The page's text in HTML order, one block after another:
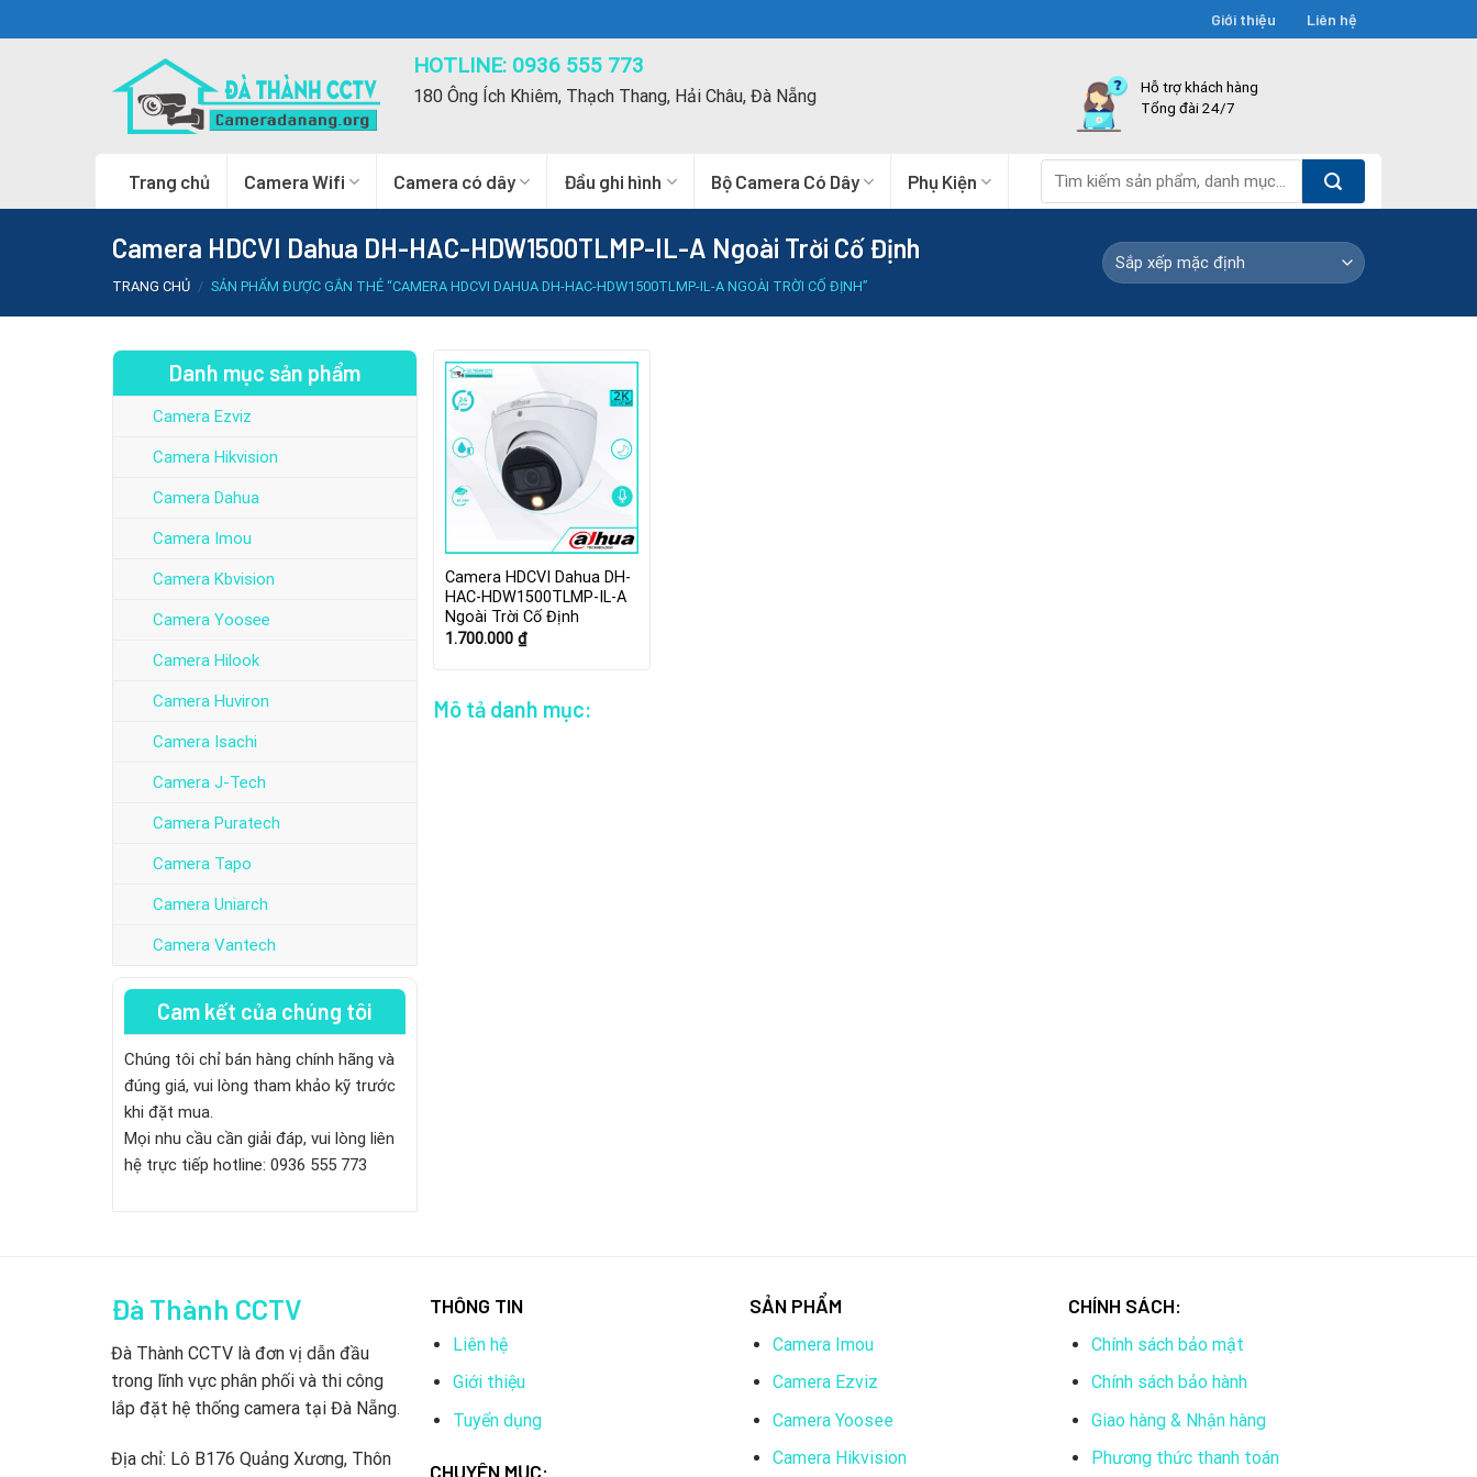
to
Giới thiệu Liên hệ
HOTLINE: 0936 555 773
180 Ông Ích Khiêm, Thạch Thang, Hải Châu, Đà Nẵng
Hỗ trợ khách hàng
Tổng đài 24/7
Trang chủ Camera Wifi Camera có dây Đầu ghi hình Bộ Camera Có Dây Phụ Kiện
kiếm:
Camera HDCVI Dahua DH-HAC-HDW1500TLMP-IL-A Ngoài Trời Cố Định
TRANG CHỦ / SẢN PHẨM ĐƯỢC GẮN THẺ “CAMERA HDCVI DAHUA DH-HAC-HDW1500TLMP-IL-A NGOÀI TRỜI CỐ ĐỊNH”
Danh mục sản phẩm
Camera Ezviz
Camera Hikvision
Camera Dahua
Camera Imou
Camera Kbvision
Camera Yoosee
Camera Hilook
Camera Huviron
Camera Isachi
Camera J-Tech
Camera Puratech
Camera Tapo
Camera Uniarch
Camera Vantech
Cam kết của chúng tôi
Chúng tôi chỉ bán hàng chính hãng và
đúng giá, vui lòng tham khảo kỹ trước
khi đặt mua.
Mọi nhu cầu cần giải đáp, vui lòng liên
hệ trực tiếp hotline: 0936 555 773
Camera HDCVI Dahua DH-
HAC-HDW1500TLMP-IL-A
Ngoài Trời Cố Định
1.700.000₫
Mô tả danh mục:
Đà Thành CCTV
Đà Thành CCTV là đơn vị dẫn đầu
trong lĩnh vực phân phối và thi công
lắp đặt hệ thống camera tại Đà Nẵng.
Địa chỉ: Lô B176 Quảng Xương, Thôn
THÔNG TIN
Liên hệ
Giới thiệu
Tuyển dụng
CHUYÊN MỤC:
SẢN PHẨM
Camera Imou
Camera Ezviz
Camera Yoosee
Camera Hikvision
CHÍNH SÁCH:
Chính sách bảo mật
Chính sách bảo hành
Giao hàng & Nhận hàng
Phương thức thanh toán